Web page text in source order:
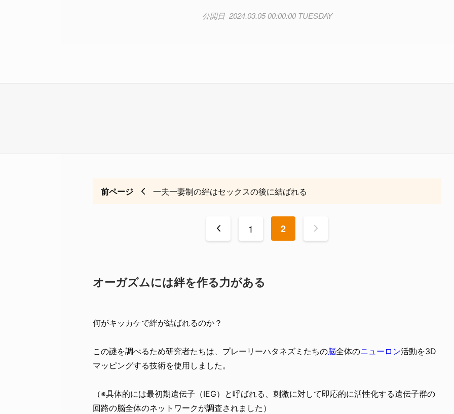
2024.03.05 00:00:00 TUESDAY
前ページ 一夫一妻制の絆はセックスの後に結ばれる
< 1 2 >
オーガズムには絆を作る力がある
何がキッカケで絆が結ばれるのか？
この謎を調べるため研究者たちは、プレーリーハタネズミたちの脳全体のニューロン活動を3D
マッピングする技術を使用しました。
（※具体的には最初期遺伝子（IEG）と呼ばれる、刺激に対して即応的に活性化する遺伝子群の
回路の脳全体のネットワークが調査されました）